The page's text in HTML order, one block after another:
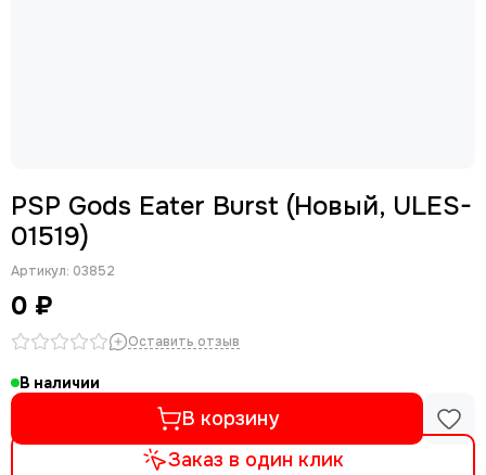
PSP Gods Eater Burst (Новый, ULES-
01519)
Артикул: 03852
0 ₽
Оставить отзыв
В наличии
В корзину
Заказ в один клик